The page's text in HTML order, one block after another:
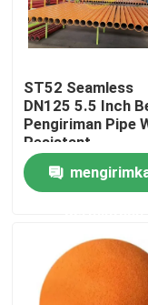
Rumah
Tentang kami
ST52 Seamless
DN125 5.5 Inch
Pengiriman Pipe
Resistant